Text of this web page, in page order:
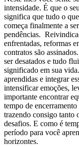
intensidade. É que o
significa que tudo o
começa finalmente a
pendências.
enfrentadas, reformas
contratos são
ser desatados e tudo
significado em sua
aprendidas e integrar
intensificar emoções,
importante encontrar
tempo de
trazendo consigo tanto
desafios. E como é
período para você
horizontes.